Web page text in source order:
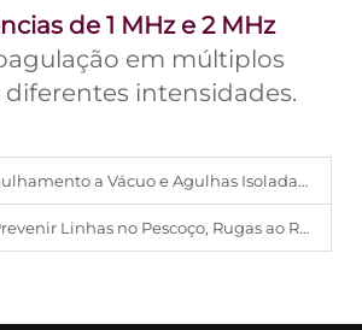
de 1 MHz e 2 MHz
em múltiplos
diferentes intensidades.
a Vácuo e Agulhas Isoladas: O Que Realmente Faz a Diferença?
Pescoço, Rugas ao Redor dos Olhos e Dobras Nasolabiais: As 3 Linhas de Envelhecimento Mais Comuns Explicadas